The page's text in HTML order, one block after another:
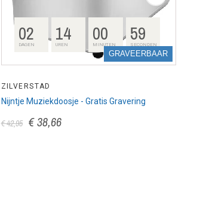
GRAVEERBAAR
02
DAGEN 14
UREN 00
MINUTEN 58
SECONDEN
ZILVERSTAD
Nijntje Muziekdoosje - Gratis Gravering
€ 42,95 € 38,66